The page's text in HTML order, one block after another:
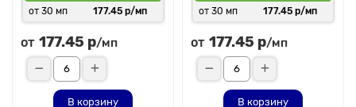
от 30 мп 177.45 р/мп
от 177.45 р/мп
В корзину
от 30 мп 177.45 р/мп
от 177.45 р/мп
В корзину